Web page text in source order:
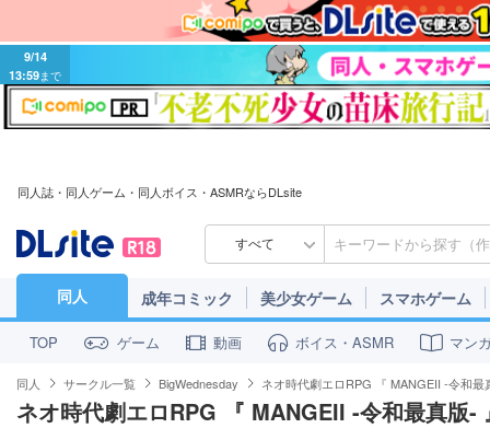
9/14
13:59まで
同人誌・同人ゲーム・同人ボイス・ASMRならDLsite
すべて
同人 成年コミック 美少女ゲーム スマホゲーム
TOP ゲーム 動画 ボイス・ASMR マン
同人 サークル一覧 BigWednesday ネオ時代劇エロRPG 『 MANGEII -令和最
ネオ時代劇エロRPG 『 MANGEII -令和最真版-